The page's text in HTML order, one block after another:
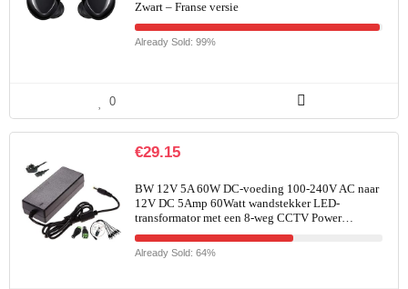
Zwart – Franse versie
Already Sold: 99%
0
€29.15
BW 12V 5A 60W DC-voeding 100-240V AC naar
12V DC 5Amp 60Watt wandstekker LED-
transformator met een 8-weg CCTV Power…
Already Sold: 64%